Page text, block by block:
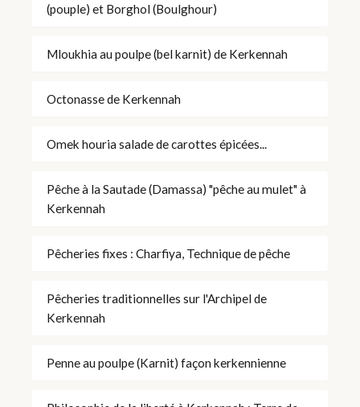
(pouple) et Borghol (Boulghour)
Mloukhia au poulpe (bel karnit) de Kerkennah
Octonasse de Kerkennah
Omek houria salade de carottes épicées...
Pêche à la Sautade (Damassa) "pêche au mulet" à
Kerkennah
Pêcheries fixes : Charfiya, Technique de pêche
Pêcheries traditionnelles sur l'Archipel de
Kerkennah
Penne au poulpe (Karnit) façon kerkennienne